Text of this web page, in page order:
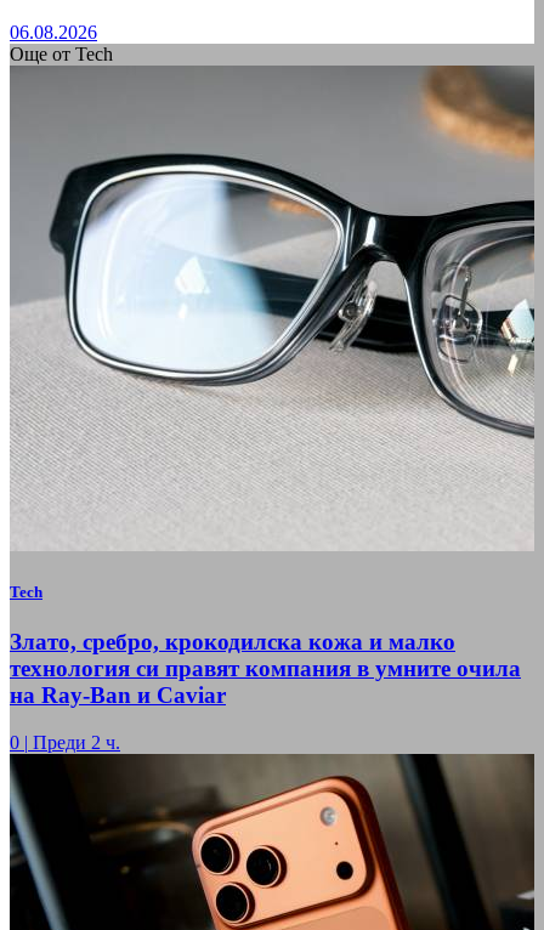
06.08.2026
Още от Tech
Tech
Злато, сребро, крокодилска кожа и малко
технология си правят компания в умните очила
на Ray-Ban и Caviar
0 | Преди 2 ч.